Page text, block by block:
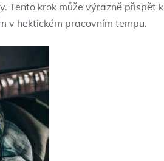
Tento krok může výrazně přispět k
v hektickém pracovním tempu.